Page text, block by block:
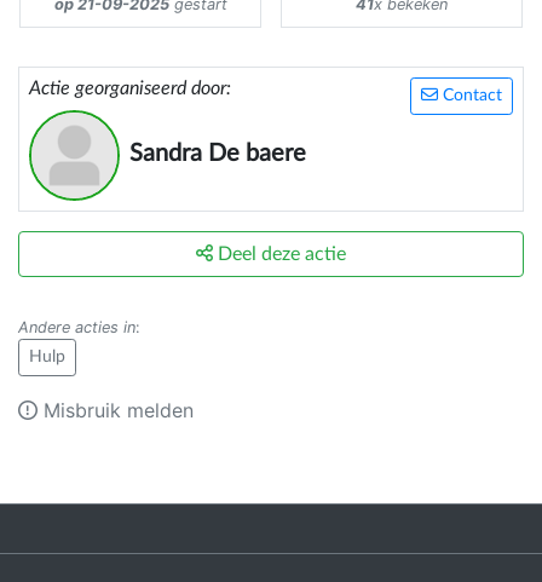
op 21-09-2025gestart 41x bekeken
Contact
Actie georganiseerd door:
Sandra De baere
Deel deze actie
Andere acties in:
Hulp
Misbruik melden